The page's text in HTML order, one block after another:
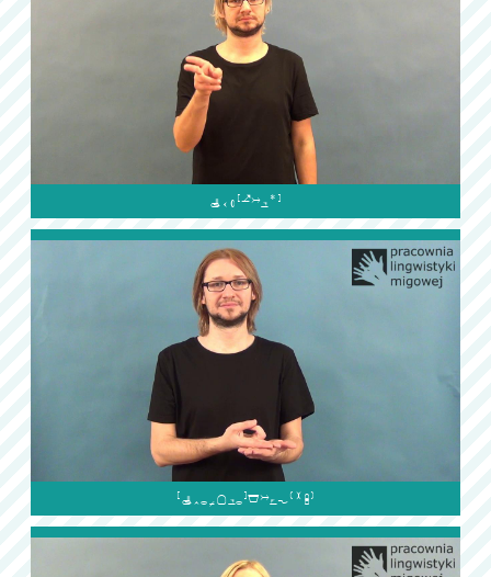

